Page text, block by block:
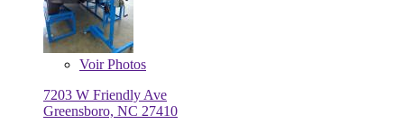
VoirPhotos
7203 W Friendly Ave
Greensboro, NC 27410